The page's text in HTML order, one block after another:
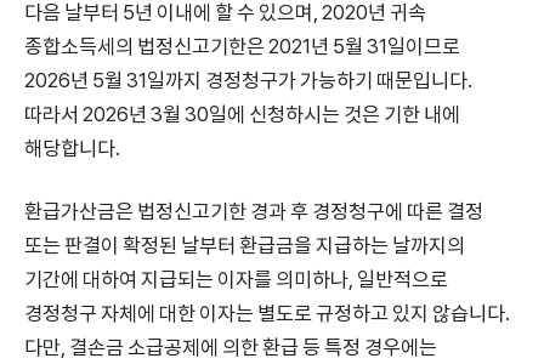
다음 날부터 5년 이내에 할 수 있으며, 2020년 귀속
종합소득세의 법정신고기한은 2021년 5월 31일이므로
2026년 5월 31일까지 경정청구가 가능하기 때문입니다.
따라서 2026년 3월 30일에 신청하시는 것은 기한 내에
해당합니다.
환급가산금은 법정신고기한 경과 후 경정청구에 따른 결정
또는 판결이 확정된 날부터 환급금을 지급하는 날까지의
기간에 대하여 지급되는 이자를 의미하나, 일반적으로
경정청구 자체에 대한 이자는 별도로 규정하고 있지 않습니다.
다만, 결손금 소급공제에 의한 환급 등 특정 경우에는